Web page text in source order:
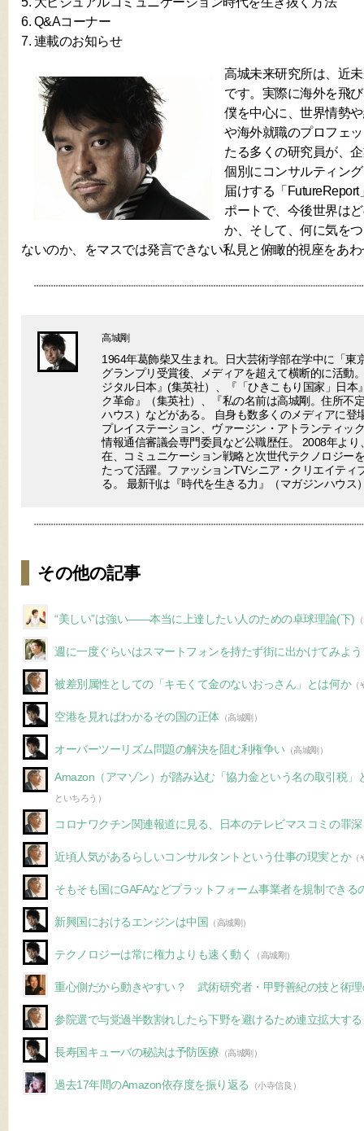
6. Q&Aコーナー
7. 連載のお知らせ
高城未来研究所は、近
です。実際に海外を飛
僕を中心に、世界情勢
や海外就職のプロフェ
たる多くの研究員が、
個別にコンサルティン
届けする「
ポートで、今後世界は
か、そして、何に気を
ないのか、をマスでは発言できない私見と俯瞰的視座をあ
高城剛
1964年葛飾柴又生まれ。日大芸術学部在学中に「東
グランプリ受賞後、メディアを超えて横断的に活
ジタル日本』(集英社）、『「ひきこもり国家」日本
ク革命』（集英社）、『私の名前は高城剛。住所不
ハウス）などがある。 自身も数多くのメディアに登
プレイステーション、ヴァージン・アトランティッ
情報通信審議会専門委員など公職歴任。 2008年よ
在、コミュニケーション戦略と次世代テクノロジー
たって活躍。ファッションTVシニア・クリエイティ
る。 最新刊は『時代を生きる力』（マガジンハウス
その他の記事
“美しい”は強い――本当に上達したい人のための卓球理論(下)
週に一度ぐらいはスマートフォンを持たず街に出かけてみよう
被差別属性としての「キモくて金のないおっさん」とは何か（
空港を見ればわかるその国の正体（高城剛）
オーバーツーリズム問題の解決を阻む利権争い （高城剛）
Amazon（アマゾン）が踏み込む「協力金という名の取引税」
といちろう）
コロナワクチン関連報道に見る、日本のテレビマスコミの罪
近頃人気があるらしいコンサルタントという仕事の現実とか（
そもそも国にGAFAなどプラットフォーム事業者を規制できる
新興国におけるエンジンは中国 （高城剛）
テクノロジーは常に権力よりも速く動く （高城剛）
重心側だから動きやすい？ 武術研究者・甲野善紀の技と術理
参院選で与党過半数割れしたら下野を避けるため連立拡大す
長寿国キューバの秘訣は予防医療 （高城剛）
過去17年間のAmazon依存度を振り返る （小寺信良）